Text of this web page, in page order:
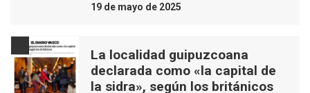
19 de mayo de 2025
La localidad guipuzcoana
declarada como «la capital de
la sidra», según los británicos